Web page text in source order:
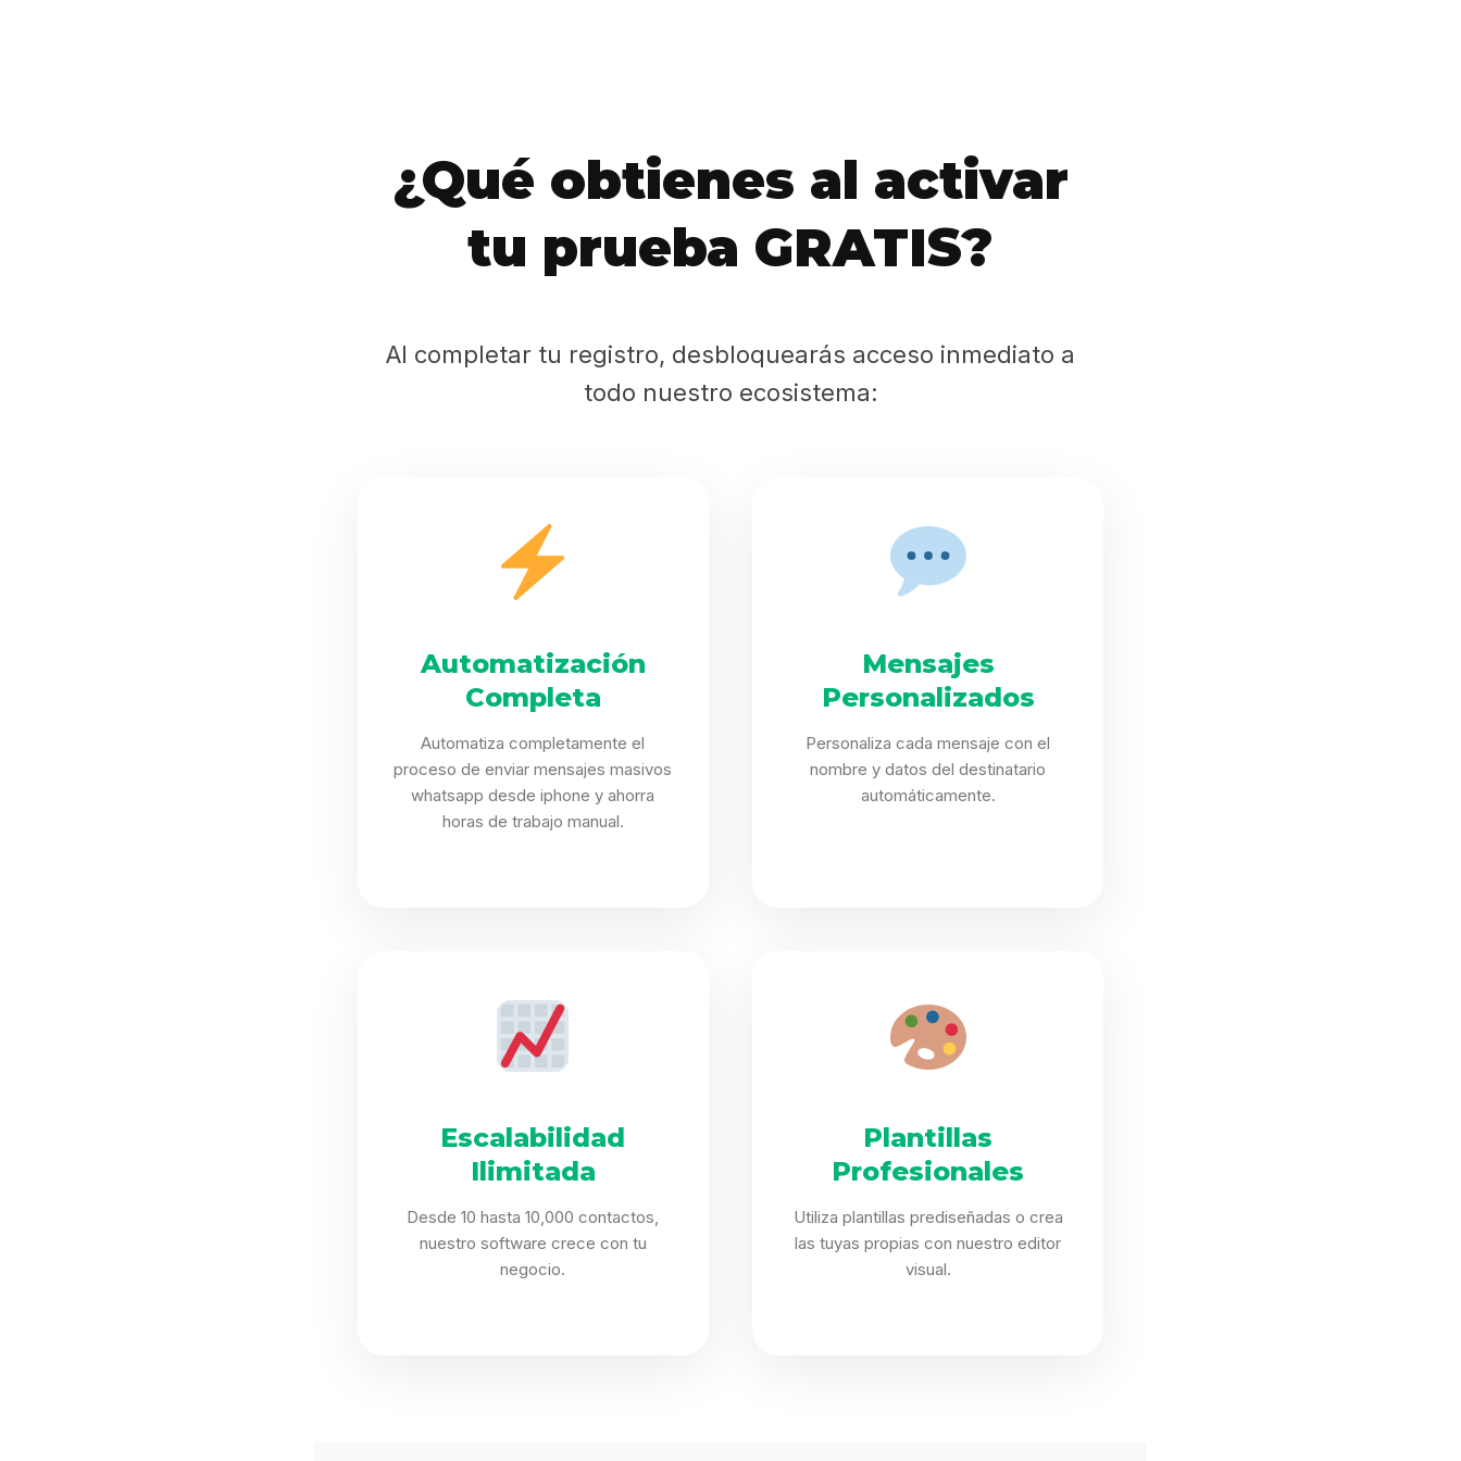
HolliKids
Contacto
¿Qué obtienes al activar
tu prueba GRATIS?
Al completar tu registro, desbloquearás acceso inmediato a
todo nuestro ecosistema:
Automatización
Completa
Automatiza completamente el
proceso de enviar mensajes masivos
whatsapp desde iphone y ahorra
horas de trabajo manual.
Mensajes
Personalizados
Personaliza cada mensaje con el
nombre y datos del destinatario
automáticamente.
Escalabilidad
Ilimitada
Desde 10 hasta 10,000 contactos,
nuestro software crece con tu
negocio.
Plantillas
Profesionales
Utiliza plantillas prediseñadas o crea
las tuyas propias con nuestro editor
visual.